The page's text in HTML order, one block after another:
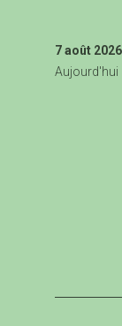
7 août 2026
Aujourd'hui